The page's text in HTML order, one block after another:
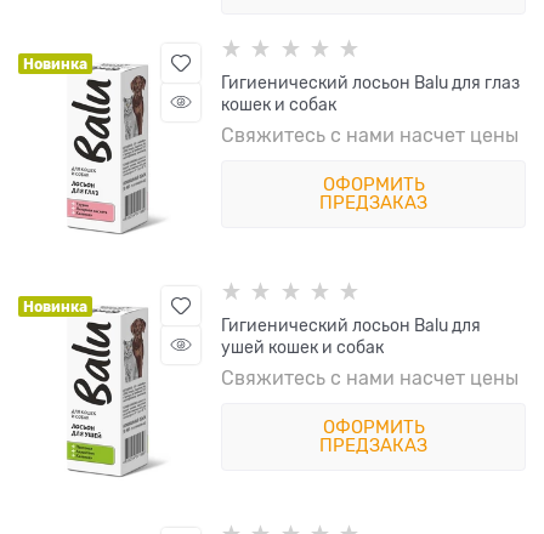
Новинка
Гигиенический лосьон Balu для глаз
кошек и собак
Свяжитесь с нами насчет цены
ОФОРМИТЬ
ПРЕДЗАКАЗ
Новинка
Гигиенический лосьон Balu для
ушей кошек и собак
Свяжитесь с нами насчет цены
ОФОРМИТЬ
ПРЕДЗАКАЗ